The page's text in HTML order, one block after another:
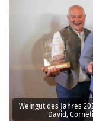
Weingut des Jahres
David,